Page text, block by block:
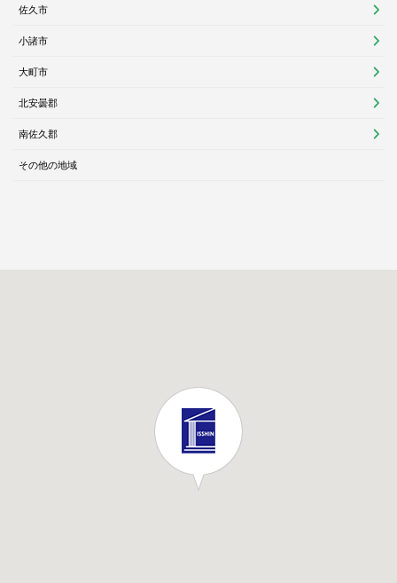
佐久市
小諸市
大町市
北安曇郡
南佐久郡
その他の地域